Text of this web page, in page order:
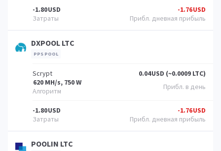
-1.80USD -1.76USD
DXPOOL LTC
PPS POOL
Scrypt
620 MH/s, 750 W
0.04USD (~0.0009 LTC)
-1.80USD -1.76USD
POOLIN LTC